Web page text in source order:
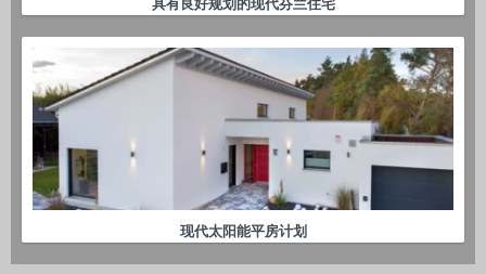
具有良好规划的现代芬兰住宅
现代太阳能平房计划